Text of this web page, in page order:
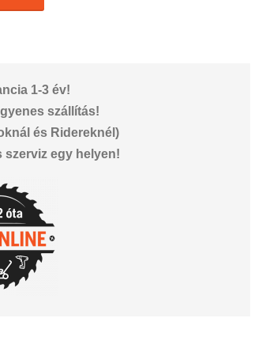
1-3 év!
szállítás!
és Ridereknél)
szerviz egy helyen!